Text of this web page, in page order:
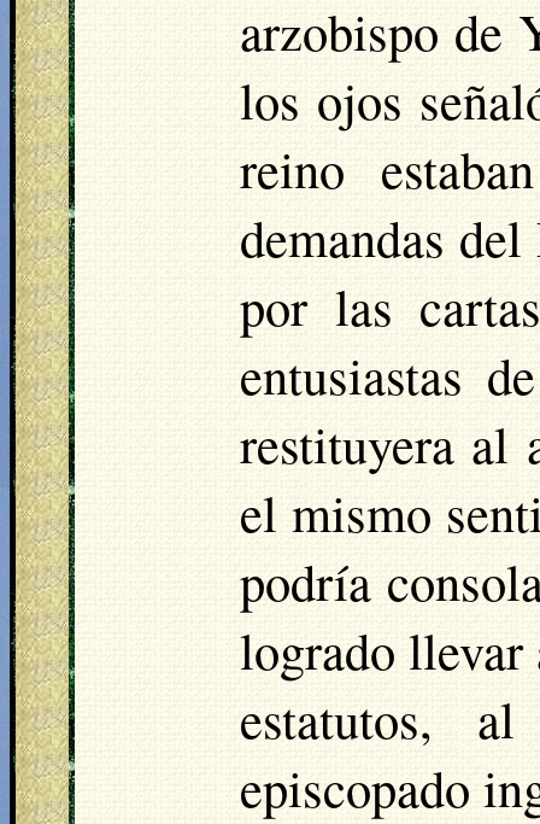
arzobispo de
los ojos
reino
demandas
por las
entusiastas
restituyera al
el mismo
podría
logrado llevar
estatutos,
episcopado